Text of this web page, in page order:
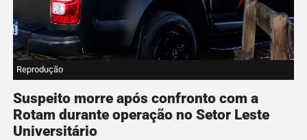
Reprodução
Suspeito morre após confronto com a
Rotam durante operação no Setor Leste
Universitário